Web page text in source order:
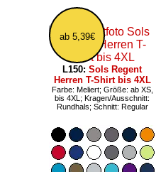
ab 5,39€
L150: Sols Regent
Herren T-Shirt bis 4XL
Farbe: Meliert; Größe: ab XS,
bis 4XL; Kragen/Ausschnitt:
Rundhals; Schnitt: Regular